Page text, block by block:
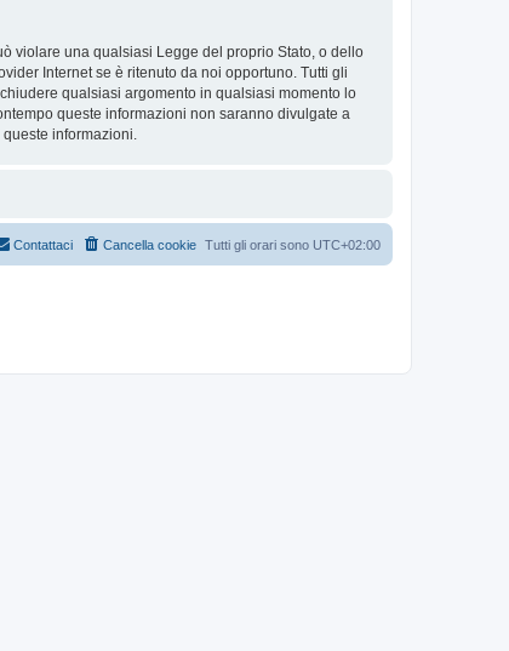
violare una qualsiasi Legge del proprio Stato, o dello
Internet se è ritenuto da noi opportuno. Tutti gli
qualsiasi argomento in qualsiasi momento lo
queste informazioni non saranno divulgate a
informazioni.
Tutti gli orari sono UTC+02:00
Cancella cookie
Contattaci